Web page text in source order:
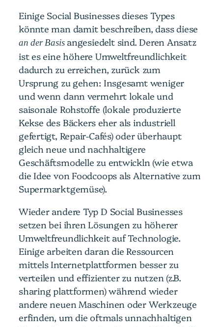
Einige Social Businesses dieses Types
könnte man damit beschreiben, dass diese
an der Basisangesiedelt sind. Deren Ansatz
ist es eine höhere Umweltfreundlichkeit
dadurch zu erreichen, zurück zum
Ursprung zu gehen: Insgesamt weniger
und wenn dann vermehrt lokale und
saisonale Rohstoffe (lokale produzierte
Kekse des Bäckers eher als industriell
gefertigt, Repair-Cafés) oder überhaupt
gleich neue und nachhaltigere
Geschäftsmodelle zu entwickln (wie etwa
die Idee von Foodcoops als Alternative zum
Supermarktgemüse).
Wieder andere Typ D Social Businesses
setzen bei ihren Lösungen zu höherer
Umweltfreundlichkeit auf Technologie.
Einige arbeiten daran die Ressourcen
mittels Internetplattformen besser zu
verteilen und effizienter zu nutzen (z.B.
sharing plattformen) während wieder
andere neuen Maschinen oder Werkzeuge
erfinden, um die oftmals unnachhaltigen